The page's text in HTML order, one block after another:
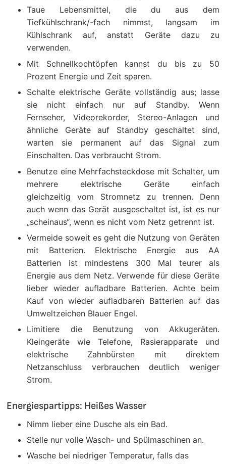
Taue Lebensmittel, die du aus dem
Tiefkühlschrank/-fach nimmst, langsam im
Kühlschrank auf, anstatt Geräte dazu zu
verwenden.
Mit Schnellkochtöpfen kannst du bis zu 50
Prozent Energie und Zeit sparen.
Schalte elektrische Geräte vollständig aus; lasse
sie nicht einfach nur auf Standby. Wenn
Fernseher, Videorekorder, Stereo-Anlagen und
ähnliche Geräte auf Standby geschaltet sind,
warten sie permanent auf das Signal zum
Einschalten. Das verbraucht Strom.
Benutze eine Mehrfachsteckdose mit Schalter, um
mehrere elektrische Geräte einfach
gleichzeitig vom Stromnetz zu trennen. Denn
auch wenn das Gerät ausgeschaltet ist, ist es nur
„scheinaus“, wenn es nicht vom Netz getrennt ist.
Vermeide soweit es geht die Nutzung von Geräten
mit Batterien. Elektrische Energie aus AA
Batterien ist mindestens 300 Mal teurer als
Energie aus dem Netz. Verwende für diese Geräte
lieber wieder aufladbare Batterien. Achte beim
Kauf von wieder aufladbaren Batterien auf das
Umweltzeichen Blauer Engel.
Limitiere die Benutzung von Akkugeräten.
Kleingeräte wie Telefone, Rasierapparate und
elektrische Zahnbürsten mit direktem
Netzanschluss verbrauchen deutlich weniger
Strom.
Energiespartipps: Heißes Wasser
Nimm lieber eine Dusche als ein Bad.
Stelle nur volle Wasch- und Spülmaschinen an.
Wasche bei niedriger Temperatur, falls das